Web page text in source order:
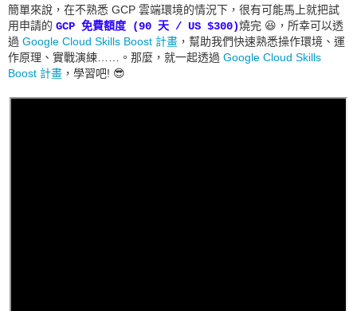
簡單來說，在不熟悉 GCP 雲端環境的情況下，很有可能馬上就把試
用申請的 GCP 免費額度 (90 天 / US $300)燒完 😆，所幸可以透
過 Google Cloud Skills Boost 計畫 ，幫助我們快速熟悉操作環境、運
作原理、實戰演練……。那麼，就一起透過 Google Cloud Skills
Boost 計畫 ，學習吧! 😎